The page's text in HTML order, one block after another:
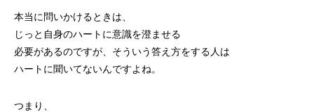
本当に問いかけるときは、
じっと自身のハートに意識を澄ませる
必要があるのですが、そういう答え方をする人は
ハートに聞いてないんですよね。
つまり、